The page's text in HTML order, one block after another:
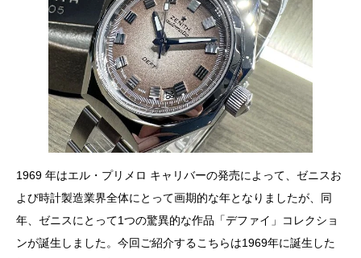
1969 年はエル・プリメロ キャリバーの発売によって、ゼニスお
よび時計製造業界全体にとって画期的な年となりましたが、同
年、ゼニスにとって1つの驚異的な作品「デファイ」コレクショ
ンが誕生しました。今回ご紹介するこちらは1969年に誕生した